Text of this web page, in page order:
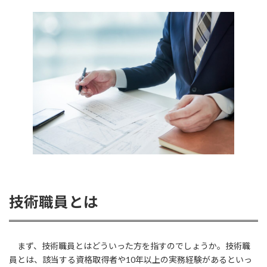
技術職員とは
まず、技術職員とはどういった方を指すのでしょうか。技術職
員とは、該当する資格取得者や10年以上の実務経験があるといっ